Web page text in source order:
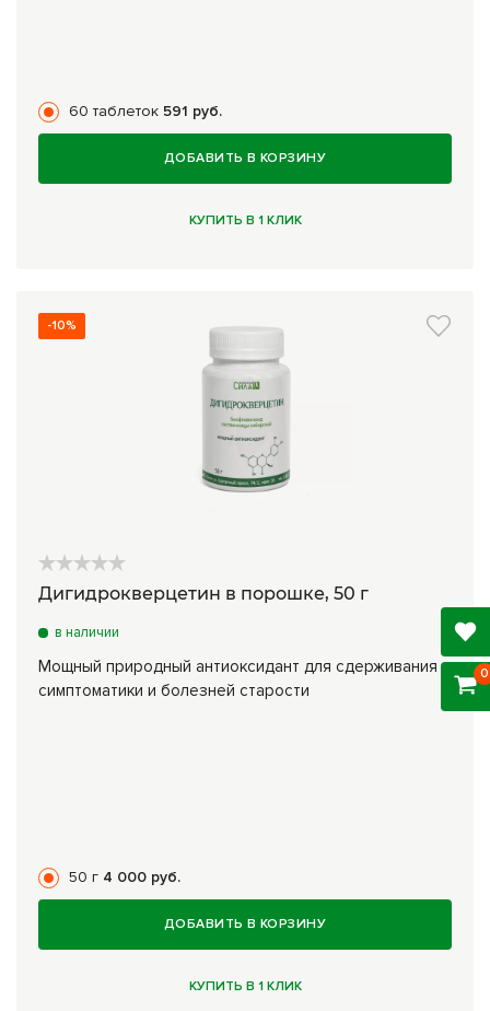
60 таблеток 591 руб.
ДОБАВИТЬ В КОРЗИНУ
КУПИТЬ В 1 КЛИК
-10%
Дигидрокверцетин в порошке, 50 г
в наличии
Мощный природный антиоксидант для сдерживания
симптоматики и болезней старости
50 г 4 000 руб.
ДОБАВИТЬ В КОРЗИНУ
КУПИТЬ В 1 КЛИК
0